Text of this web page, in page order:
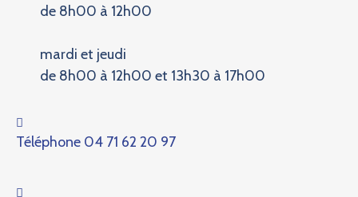
de 8h00 à 12h00
mardi et jeudi
de 8h00 à 12h00 et 13h30 à 17h00
Téléphone 04 71 62 20 97